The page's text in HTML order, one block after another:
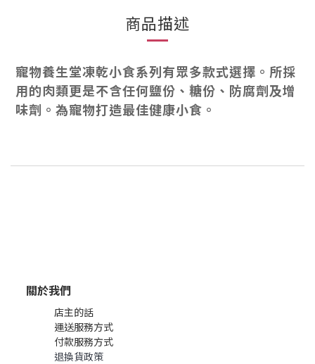
商品描述
寵物養生堂凍乾小食系列有眾多款式選擇。所採
用的肉類更是不含任何鹽份、糖份、防腐劑及增
味劑。為寵物打造最佳健康小食。
關於我們
店主的話
運送服務方式
付款服務方式
退換貨政策